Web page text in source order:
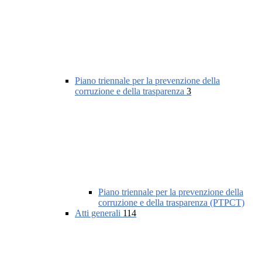
Piano triennale per la prevenzione della
corruzione e della trasparenza 3
Piano triennale per la prevenzione della
corruzione e della trasparenza (PTPCT)
Atti generali 114